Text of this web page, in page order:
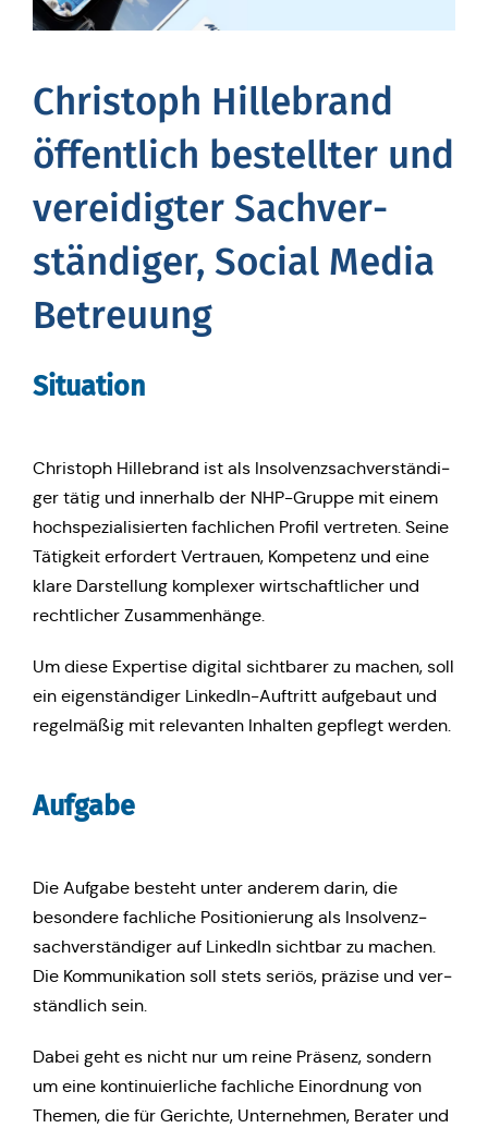
Chris­toph Hil­le­brand
öffent­lich bestell­ter und
ver­ei­dig­ter Sach­ver­
stän­di­ger, Social Media
Betreuung
Situa­ti­on
Chris­toph Hil­le­brand ist als Insol­venz­sach­ver­stän­di­
ger tätig und inner­halb der NHP-Gruppe mit einem
hoch­spe­zia­li­sier­ten fach­li­chen Profil ver­tre­ten. Seine
Tätig­keit erfor­dert Ver­trau­en, Kom­pe­tenz und eine
klare Dar­stel­lung kom­ple­xer wirt­schaft­li­cher und
recht­li­cher Zusammenhänge.
Um diese Exper­ti­se digital sicht­ba­rer zu machen, soll
ein eigen­stän­di­ger Lin­ke­dIn-Auf­tritt auf­ge­baut und
regel­mä­ßig mit rele­van­ten Inhal­ten gepflegt werden.
Aufgabe
Die Aufgabe besteht unter anderem darin, die
beson­de­re fach­li­che Posi­tio­nie­rung als Insol­venz­
sach­ver­stän­di­ger auf Lin­ke­dIn sicht­bar zu machen.
Die Kom­mu­ni­ka­ti­on soll stets seriös, präzise und ver­
ständ­lich sein.
Dabei geht es nicht nur um reine Präsenz, sondern
um eine kon­ti­nu­ier­li­che fach­li­che Ein­ord­nung von
Themen, die für Gerich­te, Unter­neh­men, Berater und